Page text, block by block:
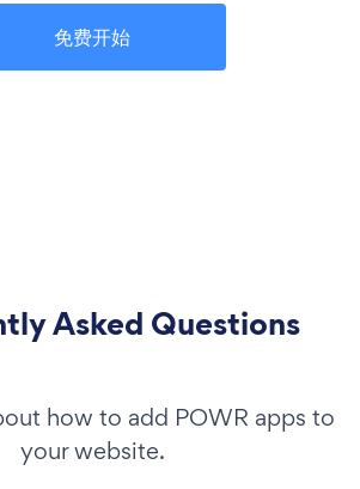
免费开始
Asked Questions
how to add POWR apps to
your website.